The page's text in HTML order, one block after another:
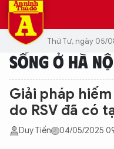
Thứ Tư, ngày 05/
SỐNG Ở HÀ
Giải pháp
do RSV đã có
Duy Tiến 04/05/2025